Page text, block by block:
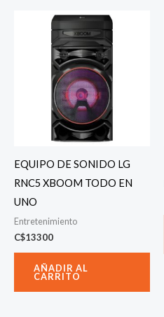
EQUIPO DE SONIDO LG
RNC5 XBOOM TODO EN
UNO
Entretenimiento
C$13300
AÑADIR AL
CARRITO